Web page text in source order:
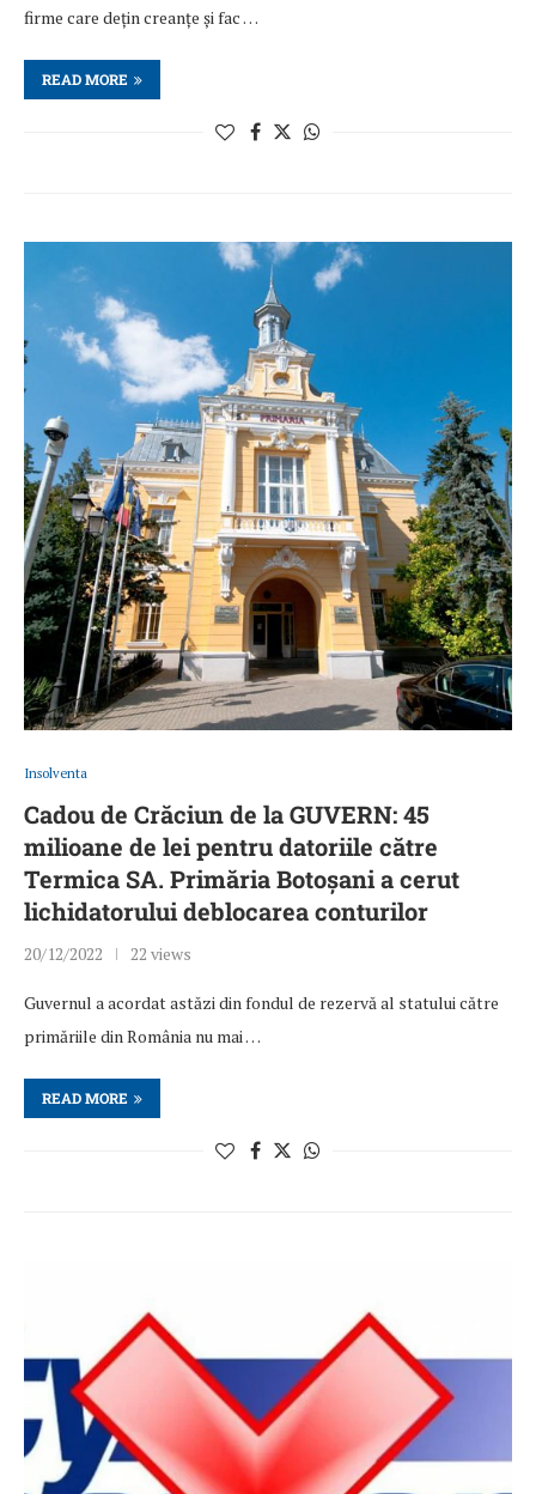
firme care dețin creanțe și fac …
READ MORE
Insolventa
Cadou de Crăciun de la GUVERN: 45
milioane de lei pentru datoriile către
Termica SA. Primăria Botoșani a cerut
lichidatorului deblocarea conturilor
20/12/2022 22 views
Guvernul a acordat astăzi din fondul de rezervă al statului către
primăriile din România nu mai …
READ MORE